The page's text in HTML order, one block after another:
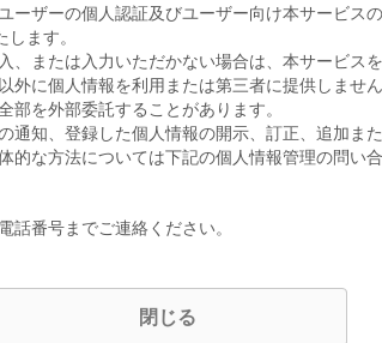
ーザーの個人認証及びユーザー向け本サービス
ます。
または入力いただかない場合は、本サービス
に個人情報を利用または第三者に提供しません
を外部委託することがあります。
通知、登録した個人情報の開示、訂正、追加ま
的な方法については下記の個人情報管理の問い
番号までご連絡ください。
閉じる